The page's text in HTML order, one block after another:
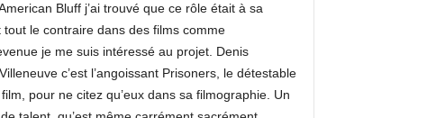
Bluff j’ai trouvé que ce rôle était à sa
le contraire dans des films comme
je me suis intéressé au projet. Denis
c’est l’angoissant Prisoners, le détestable
pour ne citez qu’eux dans sa filmographie. Un